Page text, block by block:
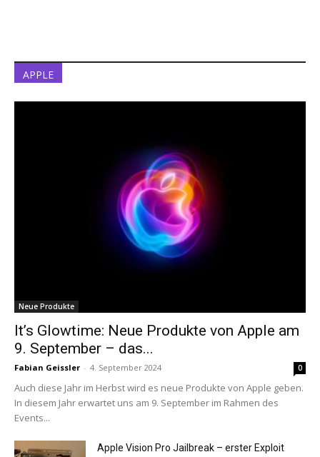
APPLE
Neue Produkte
It’s Glowtime: Neue Produkte von Apple am
9. September – das...
Fabian Geissler - 4. September 2024 0
Auch diese Jahr im Herbst wird es neue Produkte von Apple geben.
In diesem Jahr erwartet uns am 9. September im Rahmen des
Events...
Apple Vision Pro Jailbreak – erster Exploit